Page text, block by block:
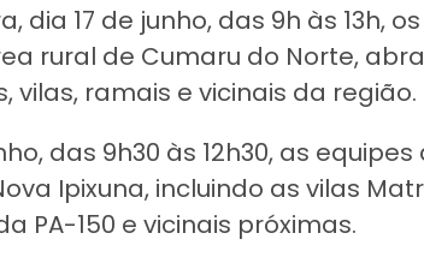
dia 17 de junho, das 9h às 13h,
rural de Cumaru do Norte,
vilas, ramais e vicinais da região.
das 9h30 às 12h30, as
Ipixuna, incluindo as vilas
PA-150 e vicinais próximas.